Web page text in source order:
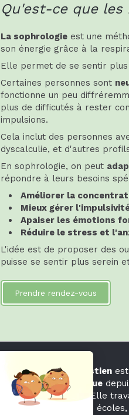
Qu'est-ce que
La sophrologie est une
son énergie grâce à la
Elle permet de se sentir plus
Certaines personnes sont
fonctionne un peu
plus de difficutés à rester
impulsions.
Cela inclut des personnes
dyscalculie, et d'autres
En sophrologie, on peut
répondre à leurs besoins
Améliorer la
Mieux gérer
Apaiser les émotions
Réduire le stress et
L'idée est de proposer des
puisse se sentir plus serein
Prendre rendez-vous
Audrey Festien est
sophrologue
5 années. Elle
auprès des